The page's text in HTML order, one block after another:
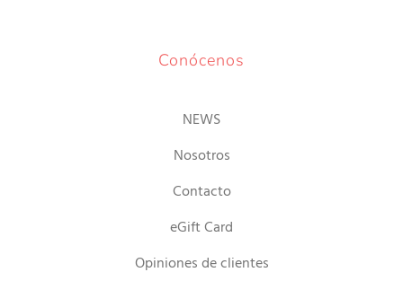
Conócenos
NEWS
Nosotros
Contacto
eGift Card
Opiniones de clientes